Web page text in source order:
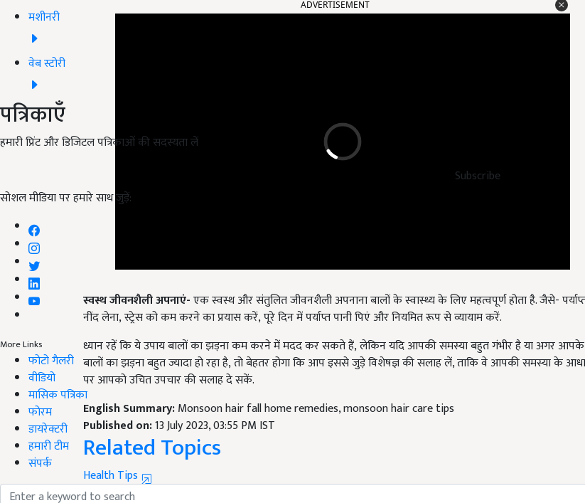
मशीनरी
वेब स्टोरी
पत्रिकाएँ
हमारी प्रिंट और डिजिटल पत्रिकाओं की सदस्यता लें
Subscribe
सोशल मीडिया पर हमारे साथ जुड़ें:
More Links
फोटो गैलरी
वीडियो
मासिक पत्रिका
फोरम
डायरेक्टरी
हमारी टीम
संपर्क
नींद लेना,स्ट्रेस को कम करने का प्रयास करें,पूरे दिन में पर्याप्त पानी पिएं और नियमित रूप से व्यायाम करें.
ध्यान रहें कि ये उपाय बालों का झड़ना कम करने में मदद कर सकते हैं
बालों का झड़ना बहुत ज्यादा हो रहा है,तो बेहतर होगा कि आप इससे जुड़े विशेषज्ञ की सलाह लें, ताकि वे आपकी समस्या के आधार
पर आपको उचित उपचार की सलाह दे सकें.
English Summary:
Published on:13 July 2023, 03:55 PM IST
Related Topics
Health Tips
hair care monsoon hair care